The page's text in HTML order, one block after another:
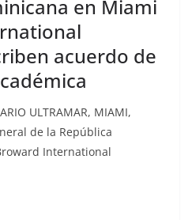
en Miami
acuerdo de
ULTRAMAR, MIAMI,
de la República
International